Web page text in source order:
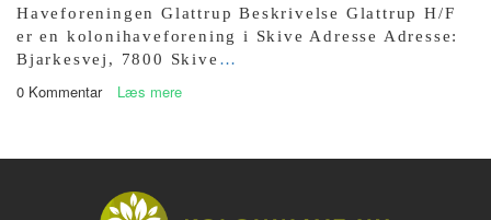
Haveforeningen Glattrup Beskrivelse Glattrup H/F
er en kolonihaveforening i Skive Adresse Adresse:
Bjarkesvej, 7800 Skive …
0 Kommentar Læs mere